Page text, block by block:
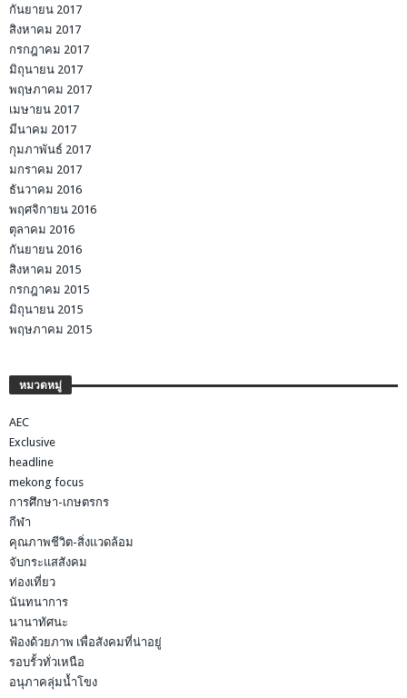
กันยายน 2017
สิงหาคม 2017
กรกฎาคม 2017
มิถุนายน 2017
พฤษภาคม 2017
เมษายน 2017
มีนาคม 2017
กุมภาพันธ์ 2017
มกราคม 2017
ธันวาคม 2016
พฤศจิกายน 2016
ตุลาคม 2016
กันยายน 2016
สิงหาคม 2015
กรกฎาคม 2015
มิถุนายน 2015
พฤษภาคม 2015
หมวดหมู่
AEC
Exclusive
headline
mekong focus
การศึกษา-เกษตรกร
กีฬา
คุณภาพชีวิต-สิ่งแวดล้อม
จับกระแสสังคม
ท่องเที่ยว
นันทนาการ
นานาทัศนะ
ฟ้องด้วยภาพ เพื่อสังคมที่น่าอยู่
รอบรั้วทั่วเหนือ
อนุภาคลุ่มน้ำโขง